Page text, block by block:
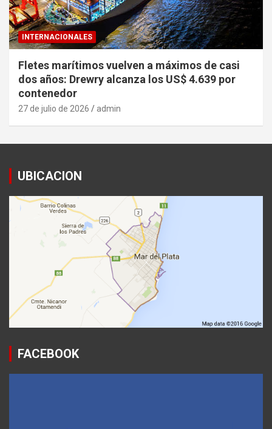
INTERNACIONALES
Fletes marítimos vuelven a máximos de casi
dos años: Drewry alcanza los US$ 4.639 por
contenedor
27 de julio de 2026 admin
UBICACION
FACEBOOK